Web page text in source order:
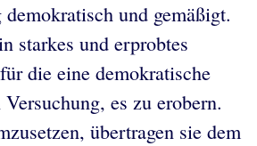
und gemäßigt.
starkes und erprobtes
die eine demokratische
es zu erobern.
übertragen sie dem